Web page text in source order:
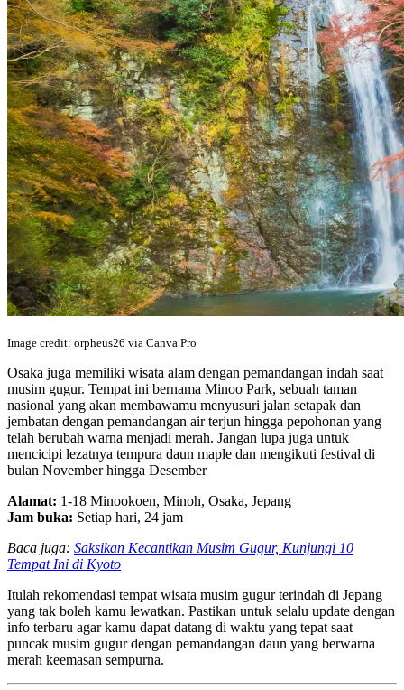
Image credit: orpheus26 via Canva Pro
Osaka juga memiliki wisata alam dengan pemandangan indah saat
musim gugur. Tempat ini bernama Minoo Park, sebuah taman
nasional yang akan membawamu menyusuri jalan setapak dan
jembatan dengan pemandangan air terjun hingga pepohonan yang
telah berubah warna menjadi merah. Jangan lupa juga untuk
mencicipi lezatnya tempura daun maple dan mengikuti festival di
bulan November hingga Desember
Alamat: 1-18 Minookoen, Minoh, Osaka, Jepang
Jam buka: Setiap hari, 24 jam
Baca juga: Saksikan Kecantikan Musim Gugur, Kunjungi 10
Tempat Ini di Kyoto
Itulah rekomendasi tempat wisata musim gugur terindah di Jepang
yang tak boleh kamu lewatkan. Pastikan untuk selalu update dengan
info terbaru agar kamu dapat datang di waktu yang tepat saat
puncak musim gugur dengan pemandangan daun yang berwarna
merah keemasan sempurna.